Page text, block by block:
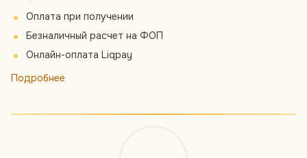
Оплата при получении
Безналичный расчет на ФОП
Онлайн-оплата Liqpay
Подробнее